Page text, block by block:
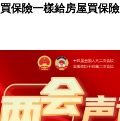
保險一樣給房屋買保險